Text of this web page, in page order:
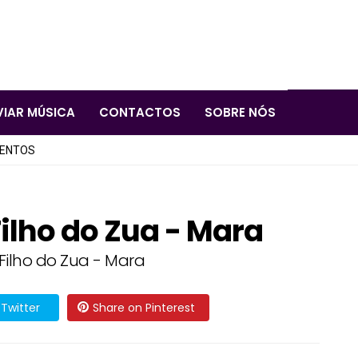
MÚSICA CONTACTOS SOBRE NÓS
do Zua - Mara
do Zua - Mara
Share on Pinterest